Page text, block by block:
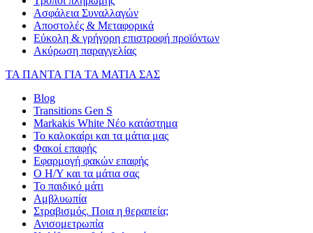
Ασφάλεια Συναλλαγών
Αποστολές & Μεταφορικά
Εύκολη & γρήγορη επιστροφή προϊόντων
Ακύρωση παραγγελίας
ΤΑ ΠΑΝΤΑ ΓΙΑ ΤΑ ΜΑΤΙΑ ΣΑΣ
Blog
Transitions Gen S
Markakis White Νέο κατάστημα
Το καλοκαίρι και τα μάτια μας
Φακοί επαφής
Εφαρμογή φακών επαφής
Ο Η/Υ και τα μάτια σας
Το παιδικό μάτι
Αμβλυωπία
Στραβισμός. Ποια η θεραπεία;
Ανισομετρωπία